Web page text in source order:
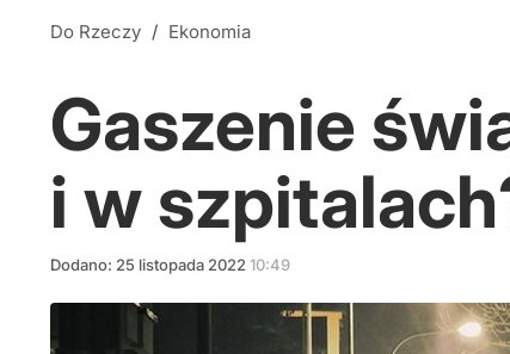
Do Rzeczy / Ekonomia
Gaszenie
i w
Dodano: 25 listopada 2022 10:49